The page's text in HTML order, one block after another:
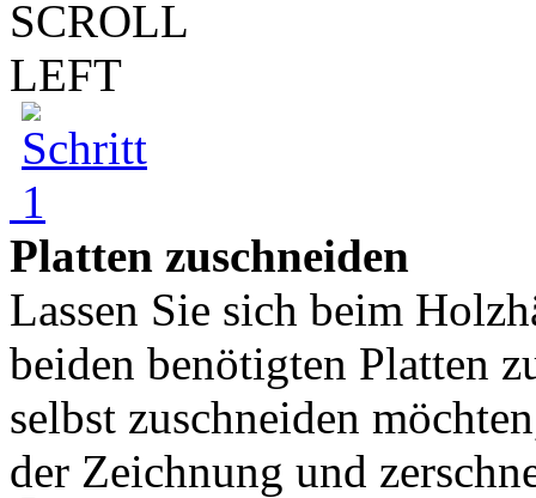
Platten zuschneiden
Lassen Sie sich beim
beiden benötigten Platten
selbst zuschneiden
der Zeichnung und